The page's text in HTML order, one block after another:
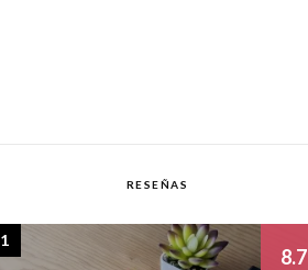
RESEÑAS
8.7
1